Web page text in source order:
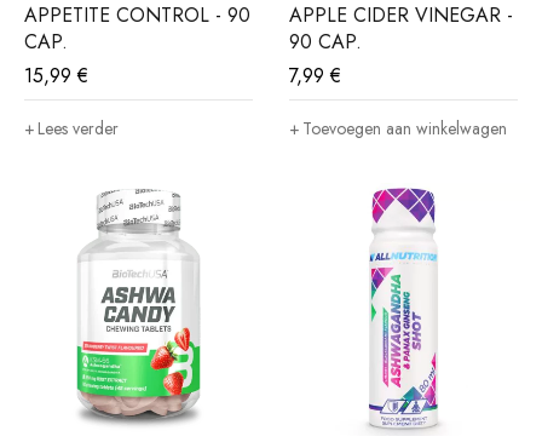
APPETITE CONTROL - 90
CAP.
15,99€
Lees verder
APPLE CIDER VINEGAR -
90 CAP.
7,99€
Toevoegen aan winkelwagen